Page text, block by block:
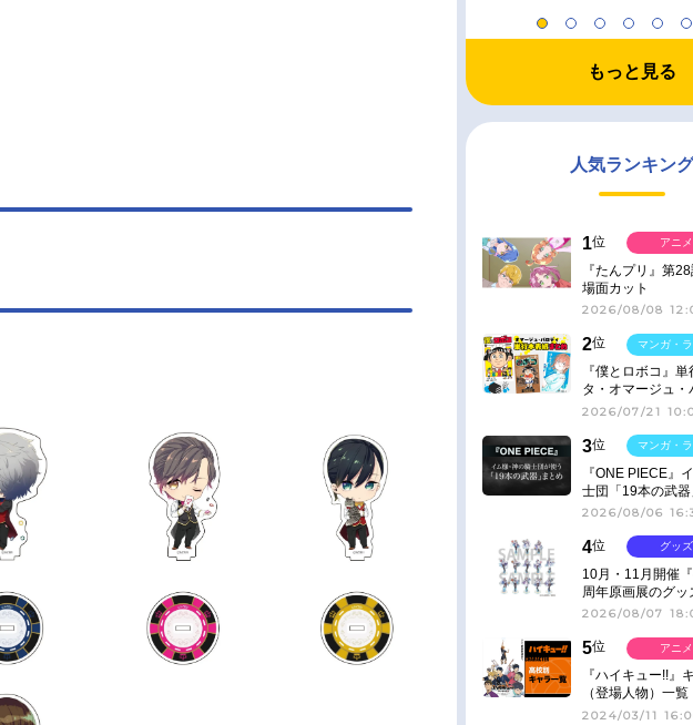
もっと見る
人気ランキング
1位
『たんプリ』第
場面カット
2026/08/08
アニメ
2位
『僕とロボコ』
タ・オマージュ・
2026/07/21
マンガ・
3位
『ONE PIECE』
士団「19本の武
ネタ
2026/08/06
マンガ・
4位
10月・11月開催
周年原画展のグッ
2026/08/07
グッズ
5位
『ハイキュー!!』
（登場人物）一
2024/03/11
アニメ